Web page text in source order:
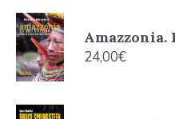
24,00€